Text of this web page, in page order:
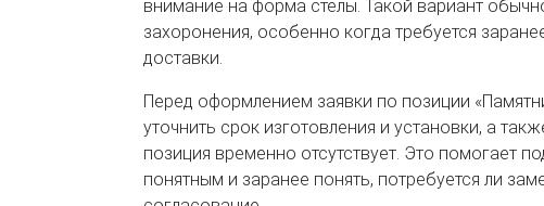
внимание на форма стелы. Такой вариант
захоронения, особенно когда требуется
доставки.
Перед оформлением заявки по позиции
уточнить срок изготовления и установки, а
позиция временно отсутствует. Это помогает
понятным и заранее понять, потребуется ли